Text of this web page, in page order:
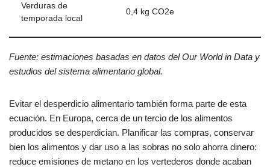
Verduras de
temporada local
0,4 kg CO2e
Fuente: estimaciones basadas en datos del Our World in Data y
estudios del sistema alimentario global.
Evitar el desperdicio alimentario también forma parte de esta
ecuación. En Europa, cerca de un tercio de los alimentos
producidos se desperdician. Planificar las compras, conservar
bien los alimentos y dar uso a las sobras no solo ahorra dinero:
reduce emisiones de metano en los vertederos donde acaban